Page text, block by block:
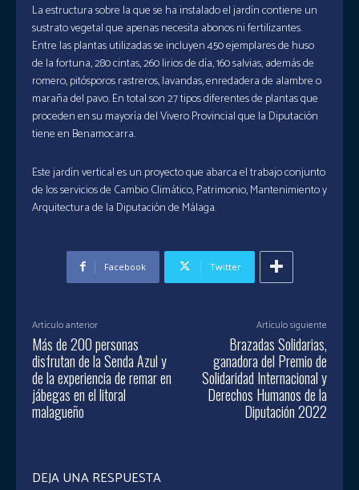
La estructura sobre la que se ha instalado el jardín contiene un
sustrato vegetal que apenas necesita abonos ni fertilizantes.
Entre las plantas utilizadas se incluyen 450 ejemplares de huso
de la fortuna, 280 cintas, 260 lirios de día, 160 salvias, además de
romero, pitósporos rastreros, lavandas, enredadera de alambre o
maraña del pavo. En total son 27 tipos diferentes de plantas que
proceden en su mayoría del Vivero Provincial que la Diputación
tiene en Benamocarra.
Este jardín vertical es un proyecto que abarca el trabajo conjunto
de los servicios de Cambio Climático, Patrimonio, Mantenimiento y
Arquitectura de la Diputación de Málaga.
Facebook Twitter
Artículo anterior
Más de 200 personas
disfrutan de la Senda Azul y
de la experiencia de remar en
jábegas en el litoral
malagueño
Artículo siguiente
Brazadas Solidarias,
ganadora del Premio de
Solidaridad Internacional y
Derechos Humanos de la
Diputación 2022
DEJA UNA RESPUESTA